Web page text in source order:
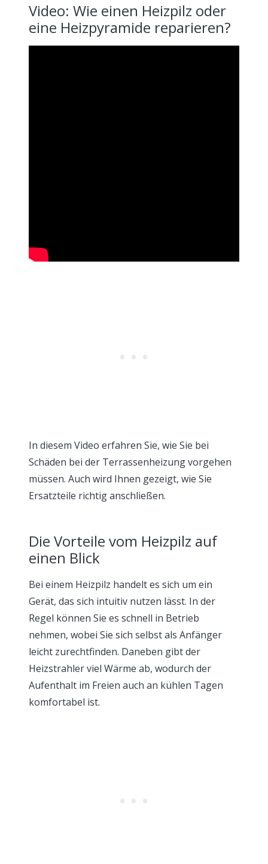
Video: Wie einen Heizpilz oder
eine Heizpyramide reparieren?
In diesem Video erfahren Sie, wie Sie bei
Schäden bei der Terrassenheizung vorgehen
müssen. Auch wird Ihnen gezeigt, wie Sie
Ersatzteile richtig anschließen.
Die Vorteile vom Heizpilz auf
einen Blick
Bei einem Heizpilz handelt es sich um ein
Gerät, das sich intuitiv nutzen lässt. In der
Regel können Sie es schnell in Betrieb
nehmen, wobei Sie sich selbst als Anfänger
leicht zurechtfinden. Daneben gibt der
Heizstrahler viel Wärme ab, wodurch der
Aufenthalt im Freien auch an kühlen Tagen
komfortabel ist.